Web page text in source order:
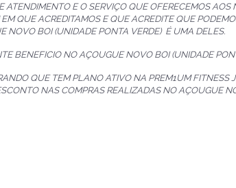
E O SERVIÇO QUE OFERECEMOS AOS
QUE ACREDITAMOS E QUE ACREDITE QUE
NOVO BOI (UNIDADE PONTA VERDE) É UMA DELES.
BENEFICIO NO AÇOUGUE NOVO BOI (UNIDADE
QUE TEM PLANO ATIVO NA PREM1UM FITNESS
NAS COMPRAS REALIZADAS NO AÇOUGUE